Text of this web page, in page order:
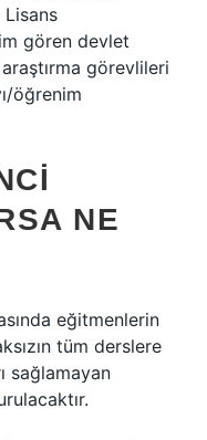
gören devlet
görevlileri
öğrenim
NE
eğitmenlerin
tüm derslere
sağlamayan